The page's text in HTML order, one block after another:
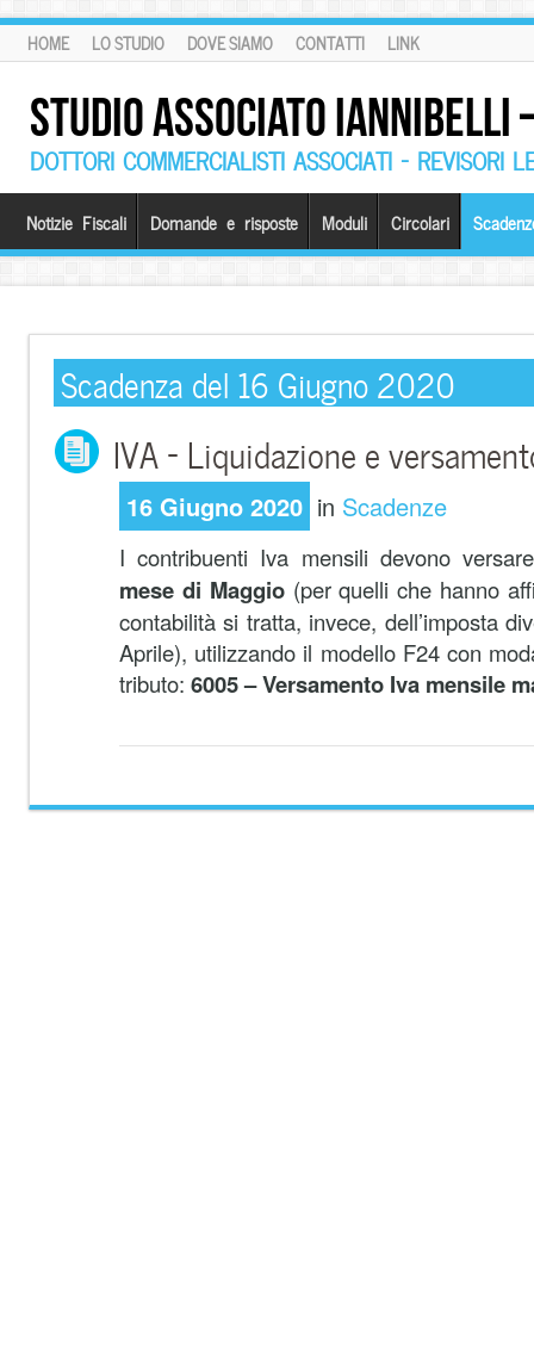
HOME LO STUDIO DOVE SIAMO CONTATTI LINK
STUDIO ASSOCIATO
DOTTORI COMMERCIALISTI ASSOCIATI – REVISORI
Notizie Fiscali Domande e risposte Moduli Circolari
Scadenza del 16 Giugno 2020
IVA – Liquidazione e
16 Giugno 2020 in Scadenze
I contribuenti Iva mensili devono
mese di Maggio(per quelli che hanno
contabilità si tratta, invece, dell’imposta
Aprile), utilizzando il modello F24 con
tributo: 6005 – Versamento Iva mensile